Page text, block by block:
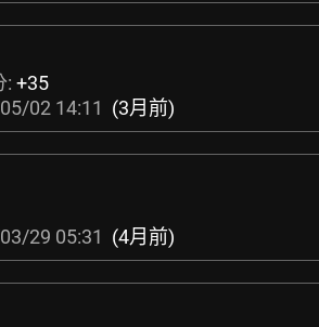
: +35
02 14:11 (3月前)
29 05:31 (4月前)